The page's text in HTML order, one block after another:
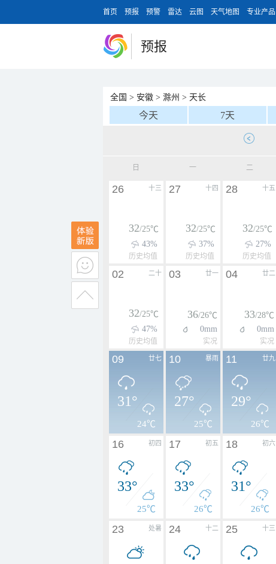
首页 预报 预警 雷达 云图 天气地图 专业产品
预报
全国 > 安徽 > 滁州 > 天长
今天 7天
日 一 二
十三
26
32/25℃
43%
历史均值
十四
27
32/25℃
37%
历史均值
十五
28
32/25℃
27%
历史均值
二十
02
32/25℃
47%
历史均值
廿一
03
36/26℃
0mm
实况
廿二
04
33/28℃
0mm
实况
廿七
09
31°
24℃
暴雨
10
27°
25℃
廿九
11
29°
26℃
初四
16
33°
25℃
初五
17
33°
26℃
初六
18
31°
26℃
处暑
23 十二
24 十三
25